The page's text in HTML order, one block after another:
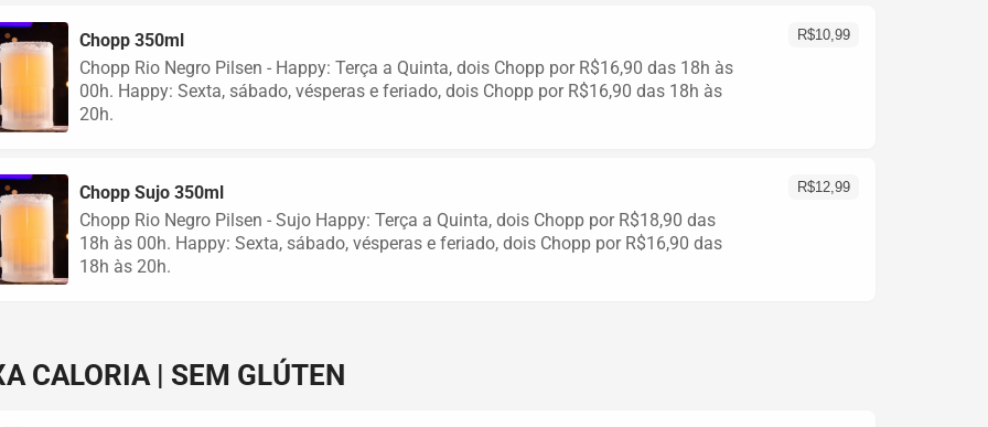
R$10,99
Chopp 350ml
Chopp Rio Negro Pilsen - Happy: Terça a Quinta, dois Chopp por R$16,90 das 18h às
00h. Happy: Sexta, sábado, vésperas e feriado, dois Chopp por R$16,90 das 18h às
20h.
R$12,99
Chopp Sujo 350ml
Chopp Rio Negro Pilsen - Sujo Happy: Terça a Quinta, dois Chopp por R$18,90 das
18h às 00h. Happy: Sexta, sábado, vésperas e feriado, dois Chopp por R$16,90 das
18h às 20h.
CALORIA | SEM GLÚTEN